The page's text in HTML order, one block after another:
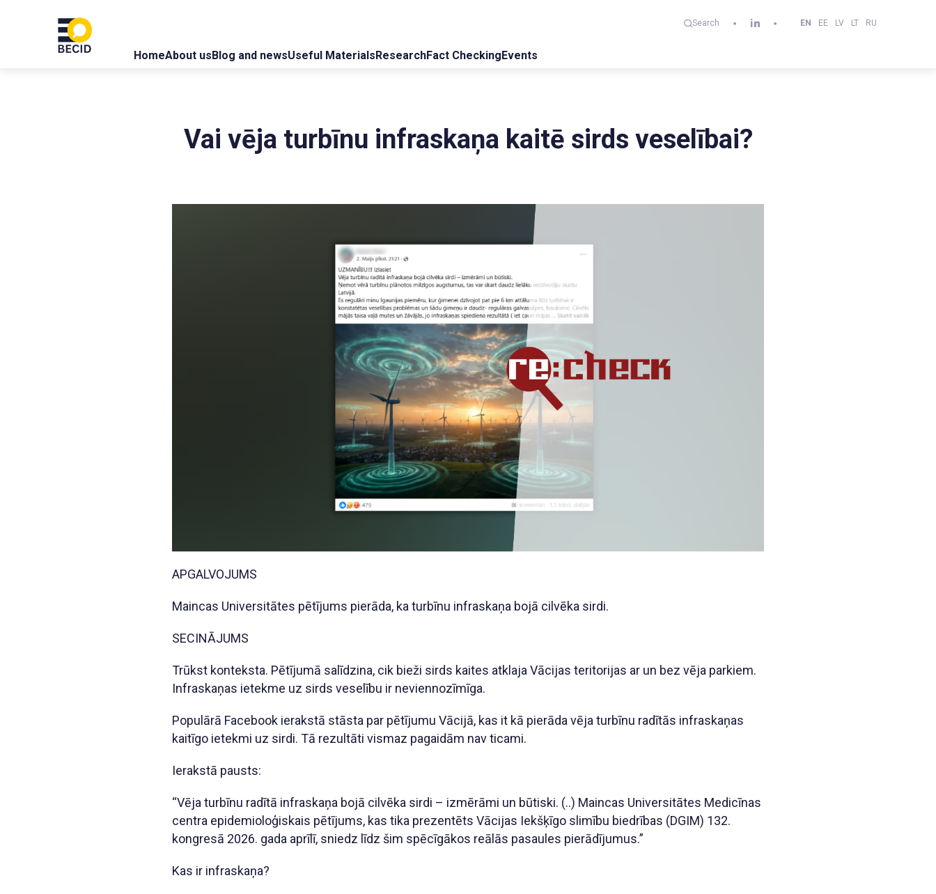
Search EN EE LV LT RU
HomeAbout usBlog and newsUseful MaterialsResearchFact CheckingEvents
Vai vēja turbīnu infraskaņa kaitē sirds veselībai?
APGALVOJUMS
Maincas Universitātes pētījums pierāda, ka turbīnu infraskaņa bojā cilvēka sirdi.
SECINĀJUMS
Trūkst konteksta. Pētījumā salīdzina, cik bieži sirds kaites atklaja Vācijas teritorijas ar un bez vēja parkiem.
Infraskaņas ietekme uz sirds veselību ir neviennozīmīga.
Populārā Facebook ierakstā stāsta par pētījumu Vācijā, kas it kā pierāda vēja turbīnu radītās infraskaņas
kaitīgo ietekmi uz sirdi. Tā rezultāti vismaz pagaidām nav ticami.
Ierakstā pausts:
“Vēja turbīnu radītā infraskaņa bojā cilvēka sirdi – izmērāmi un būtiski. (..) Maincas Universitātes Medicīnas
centra epidemioloģiskais pētījums, kas tika prezentēts Vācijas Iekšķīgo slimību biedrības (DGIM) 132.
kongresā 2026. gada aprīlī, sniedz līdz šim spēcīgākos reālās pasaules pierādījumus.”
Kas ir infraskaņa?